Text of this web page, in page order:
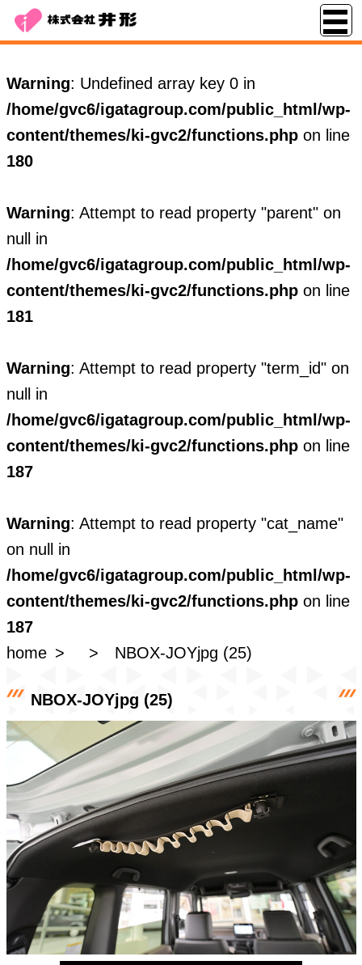
Warning: Undefined array key 0 in
/home/gvc6/igatagroup.com/public_html/wp-
content/themes/ki-gvc2/functions.phpon line
180
Warning: Attempt to read property "parent" on
null in
/home/gvc6/igatagroup.com/public_html/wp-
content/themes/ki-gvc2/functions.phpon line
181
Warning: Attempt to read property "term_id" on
null in
/home/gvc6/igatagroup.com/public_html/wp-
content/themes/ki-gvc2/functions.phpon line
187
Warning: Attempt to read property "cat_name"
on null in
/home/gvc6/igatagroup.com/public_html/wp-
content/themes/ki-gvc2/functions.phpon line
187
home
NBOX-JOYjpg (25)
NBOX-JOYjpg (25)